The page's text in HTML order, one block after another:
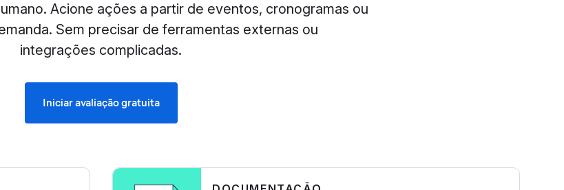
Acione ações a partir de eventos, cronogramas ou
Sem precisar de ferramentas externas ou
integrações complicadas.
Iniciar avaliação gratuita